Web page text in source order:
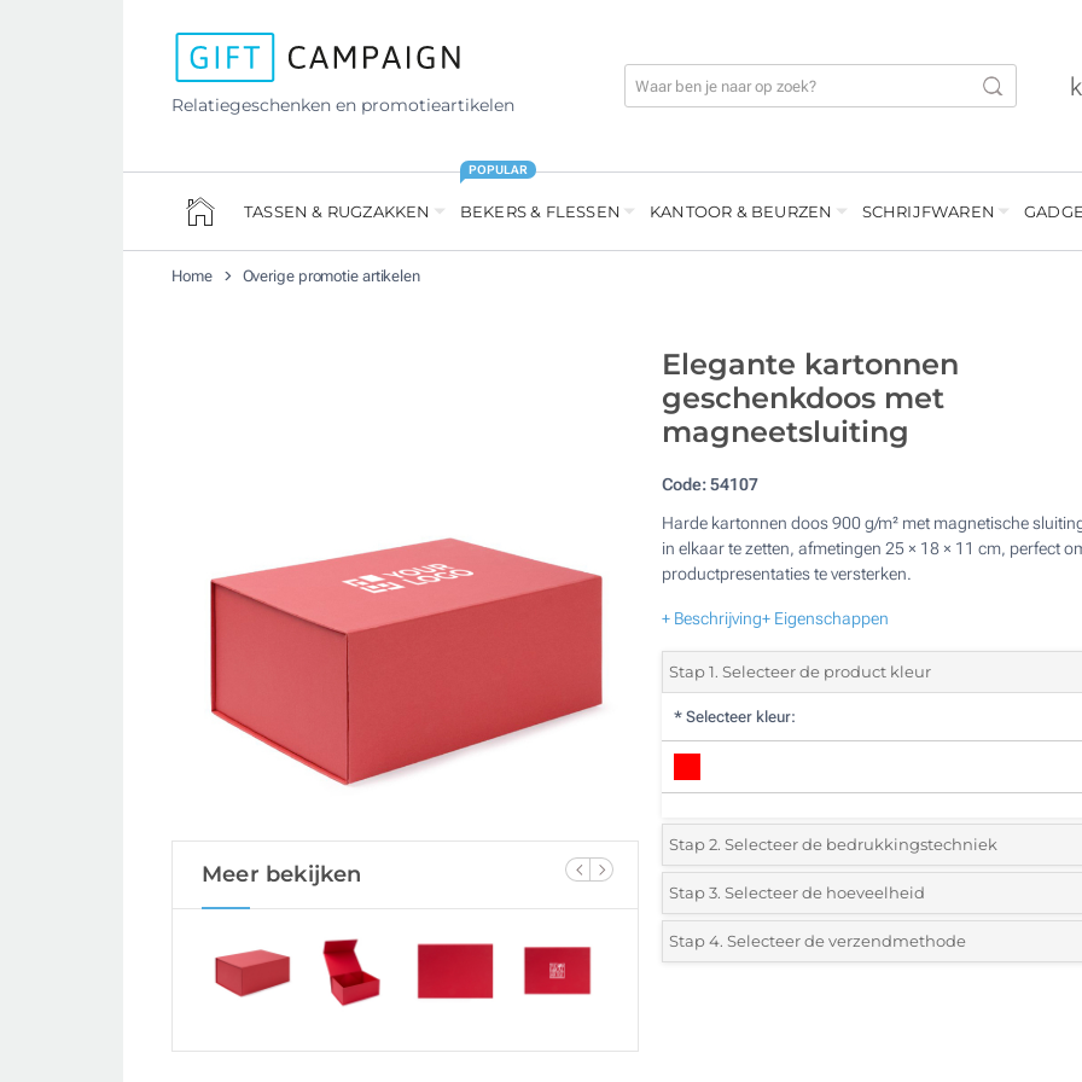
Relatiegeschenken en promotieartikelen
TASSEN & RUGZAKKEN BEKERS & FLESSEN
POPULAR
KANTOOR & BEURZEN SCHRIJFWAREN
Home Overige promotie artikelen
Meer bekijken
Elegante kartonnen
geschenkdoos met
magneetsluiting
Code:54107
Harde kartonnen doos 900 g/m² met magnetische
in elkaar te zetten, afmetingen 25 × 18 × 11 cm, perfect
productpresentaties te versterken.
+ Beschrijving+ Eigenschappen
Stap 1. Selecteer de product kleur
* Selecteer kleur:
Stap 2. Selecteer de bedrukkingstechniek
*Selecteer de bedrukking en kleuren van het logo:
1 Kleur (Aan een kant)
Stap 3. Selecteer de hoeveelheid
*Selecteer uit de lijst of voeg het gewenste aantal in
Stap 4. Selecteer de verzendmethode